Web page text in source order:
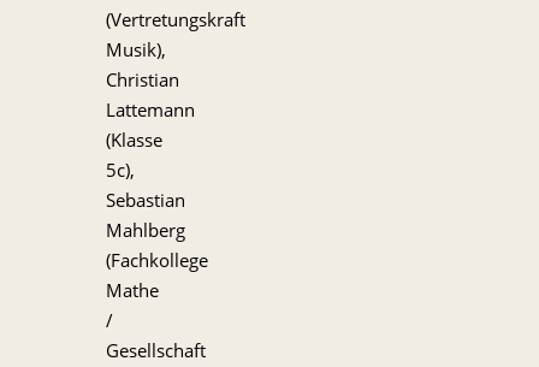
(Vertretungskraft
Musik),
Christian
Lattemann
(Klasse
5c),
Sebastian
Mahlberg
(Fachkollege
Mathe
/
Gesellschaft